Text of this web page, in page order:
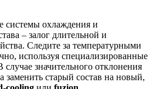
системы охлаждения и
– залог длительной и
Следите за температурными
используя специализированные
значительного отклонения
старый состав на новый,